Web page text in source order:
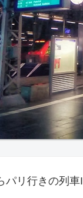
パリ行きの列